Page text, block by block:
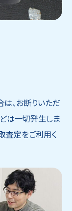
、お断りいただ
は一切発生しま
査定をご利用く